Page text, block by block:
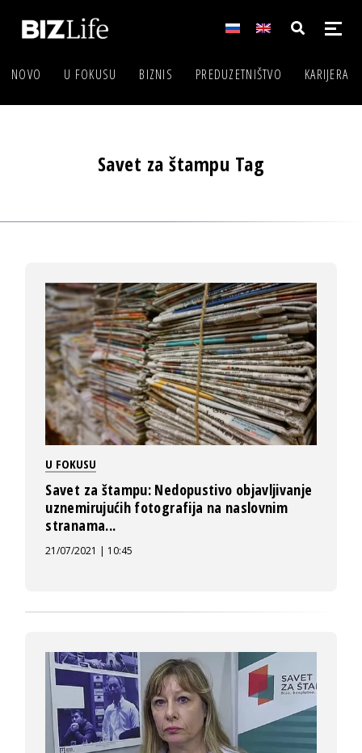
NOVO U FOKUSU BIZNIS PREDUZETNIŠTVO KARIJERA
Savet za štampu Tag
U FOKUSU
Savet za štampu: Nedopustivo objavljivanje
uznemirujućih fotografija na naslovnim
stranama...
21/07/2021 | 10:45